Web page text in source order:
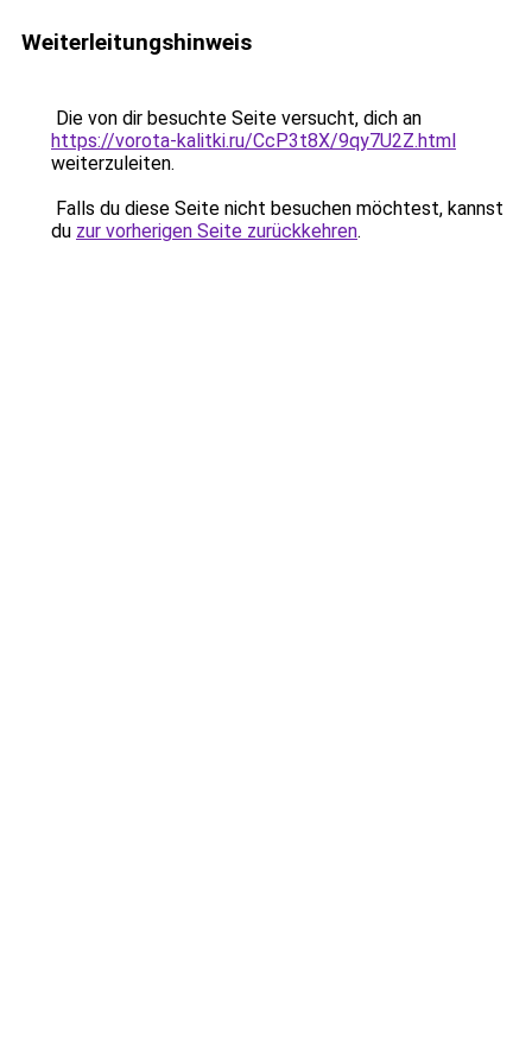
Weiterleitungshinweis
Die von dir besuchte Seite versucht, dich an
https://vorota-kalitki.ru/CcP3t8X/9qy7U2Z.html
weiterzuleiten.
Falls du diese Seite nicht besuchen möchtest, kannst
du zur vorherigen Seite zurückkehren.